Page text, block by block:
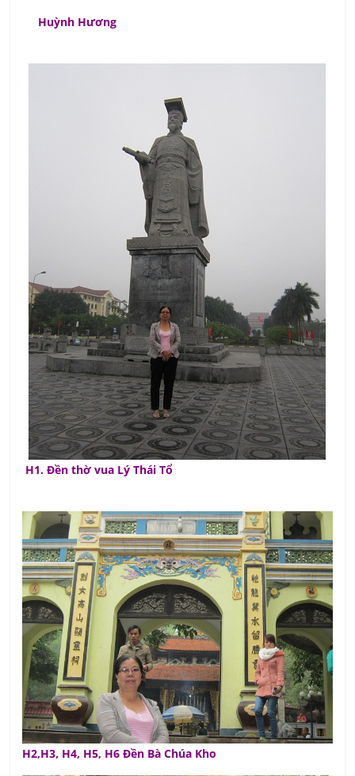
Huỳnh Hương
H1. Đền thờ vua Lý Thái Tổ
H2,H3, H4, H5, H6 Đền Bà Chúa Kho